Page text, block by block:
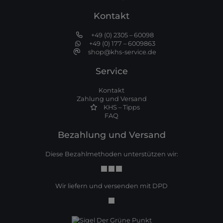
Kontakt
+49 (0) 2305 – 60098
+49 (0) 177 – 6009863
shop@khs-service.de
Service
Kontakt
Zahlung und Versand
KHS – Tipps
FAQ
Bezahlung und Versand
Diese Bezahlmethoden unterstützen wir:
Wir liefern und versenden mit DPD